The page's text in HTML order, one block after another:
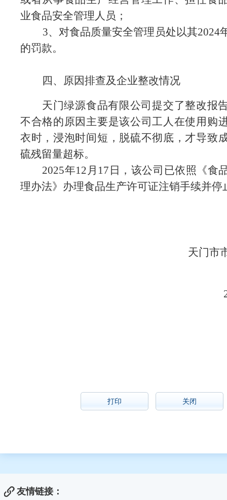
业食品安全管理人员；
3、对食品质量安全管理员处以其2024
的罚款。
四、原因排查及企业整改情况
天门绿源食品有限公司提交了整改报
不合格的原因主要是该公司工人在使用购
衣时，浸泡时间短，脱硫不彻底，才导致
硫残留量超标。
2025年12月17日，该公司 已依照《食
理办法》办理食品生产许可证注销手续并停
天门市市场监
打印 关闭
友情链接：